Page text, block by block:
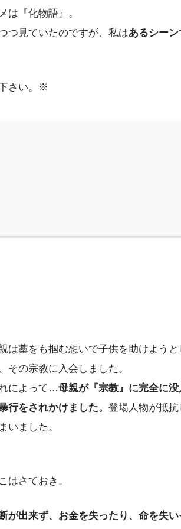
は『化物語』。
つ見ていたのですが、私はあるシーン
さい。※
藁をも掴む想いで子供を助けようと
その宗教に入会しました。
によって…母親が『宗教』に完全に没
行をされかけました。 登場人物が抵
いました。
さておき。
が出来ず、お金を失ったり、命を失